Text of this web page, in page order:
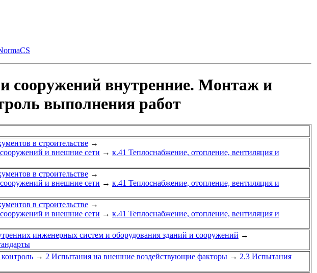
сооружений внутренние. Монтаж и
выполнения работ
в строительстве →
и внешние сети → к.41 Теплоснабжение, отопление, вентиляция и
в строительстве →
и внешние сети → к.41 Теплоснабжение, отопление, вентиляция и
в строительстве →
и внешние сети → к.41 Теплоснабжение, отопление, вентиляция и
инженерных систем и оборудования зданий и сооружений →
→ 2 Испытания на внешние воздействующие факторы → 2.3 Испытания